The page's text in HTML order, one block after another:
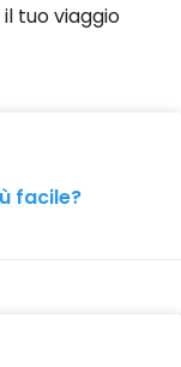
tuo viaggio
facile?